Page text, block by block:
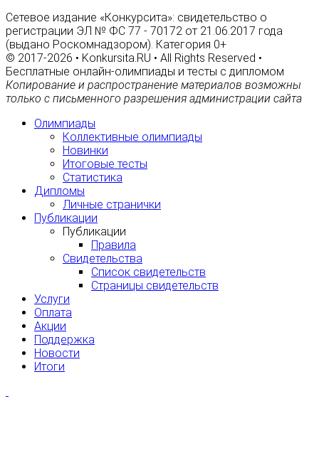
Сетевое издание «Конкурсита»: свидетельство о
регистрации ЭЛ № ФС 77 - 70172 от 21.06.2017 года
(выдано Роскомнадзором). Категория 0+
© 2017-2026 • Konkursita.RU • All Rights Reserved •
Бесплатные онлайн-олимпиады и тесты с дипломом
Копирование и распространение материалов возможны
только с письменного разрешения администрации сайта
Олимпиады
Коллективные олимпиады
Новинки
Итоговые тесты
Статистика
Дипломы
Личные странички
Публикации
Публикации
Правила
Свидетельства
Список свидетельств
Страницы свидетельств
Услуги
Оплата
Акции
Поддержка
Новости
Итоги